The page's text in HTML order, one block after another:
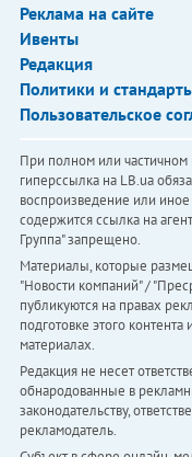
Реклама на сайте
Ивенты
Редакция
Политики и
Пользовательское
При полном или
гиперссылка на LB.ua
воспроизведение или
содержится ссылка на
Группа" запрещено.
Материалы, которые
"Новости компаний" /
публикуются на правах
подготовке этого
материалах.
Редакция не несет
обнародованные в
законодательству,
рекламодатель.